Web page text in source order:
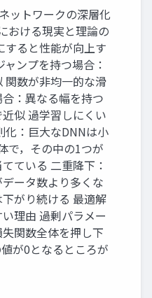
ットワークの深層化
おける現実と理論の
すると性能が向上す
ンプを持つ場合：
関数が非均一的な滑
：異なる幅を持つ
似 過学習しにくい
化：巨大なDNNは小
で，その中の1つが
ている 二重降下：
ータ数より多くな
がり続ける 最適解
理由 過剰パラメー
関数全体を押し下
が0となるところが